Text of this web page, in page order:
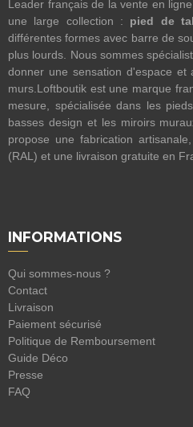
Leader français de la vente en
une large collection : pied de
différentes formes avec barre de
plus lourds. Nous sommes
donner une sensation d'espace
murs.Loftboutik est une marque
mesure, spécialisée dans les
basses design et les miroirs
propose une fabrication
(RAL) et une livraison gratuite en
INFORMATIONS
Qui sommes-nous ?
Contact
Livraison
Paiement sécurisé
Politique de Remboursement
Guide Déco
Presse
FAQ